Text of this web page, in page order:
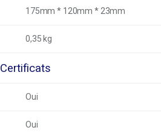
175mm * 120mm * 23mm
0,35 kg
Certificats
Oui
Oui